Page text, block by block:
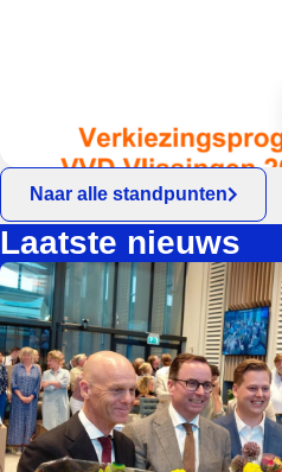
Naar alle standpunten
Laatste nieuws